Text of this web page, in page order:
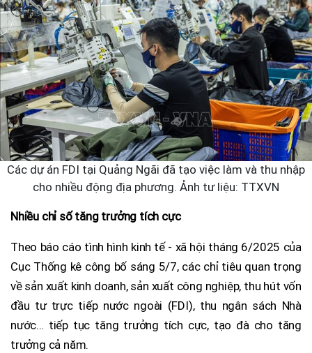
Các dự án FDI tại Quảng Ngãi đã tạo việc làm và thu nhập
cho nhiều động địa phương. Ảnh tư liệu: TTXVN
Nhiều chỉ số tăng trưởng tích cực
Theo báo cáo tình hình kinh tế - xã hội tháng 6/2025 của
Cục Thống kê công bố sáng 5/7, các chỉ tiêu quan trọng
về sản xuất kinh doanh, sản xuất công nghiệp, thu hút vốn
đầu tư trực tiếp nước ngoài (FDI), thu ngân sách Nhà
nước… tiếp tục tăng trưởng tích cực, tạo đà cho tăng
trưởng cả năm.